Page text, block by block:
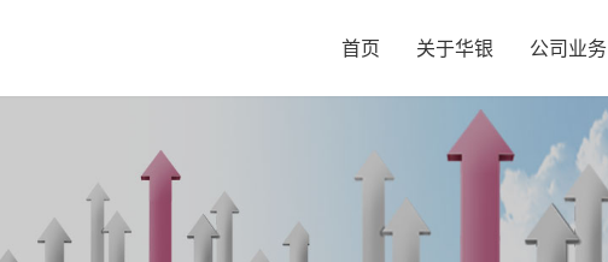
首页 关于华银 公司业务